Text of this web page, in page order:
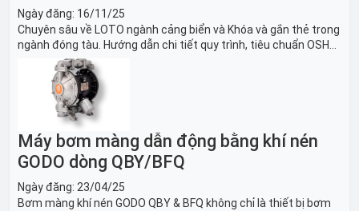
Ngày đăng: 16/11/25
Chuyên sâu về LOTO ngành cảng biển và Khóa và gắn thẻ trong
ngành đóng tàu. Hướng dẫn chi tiết quy trình, tiêu chuẩn OSHA,
thiết bị và Giải pháp LOTO trong công nghiệp đóng tàu toàn
Máy bơm màng dẫn động bằng khí nén
GODO dòng QBY/BFQ
Ngày đăng: 23/04/25
Bơm màng khí nén GODO QBY & BFQ không chỉ là thiết bị bơm